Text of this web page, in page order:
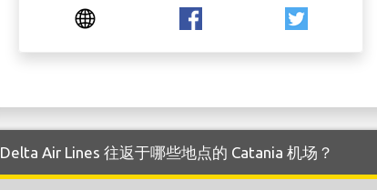
Delta Air Lines 往返于哪些地点的 Catania 机场？